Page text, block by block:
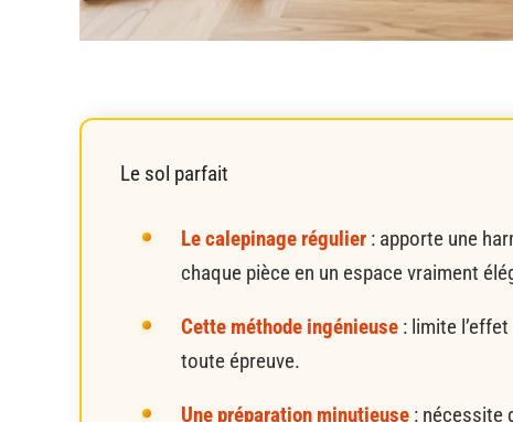
Le sol parfait
Le calepinage régulier : apporte une
chaque pièce en un espace vraiment
Cette méthode ingénieuse : limite
toute épreuve.
Une préparation minutieuse : nécessite